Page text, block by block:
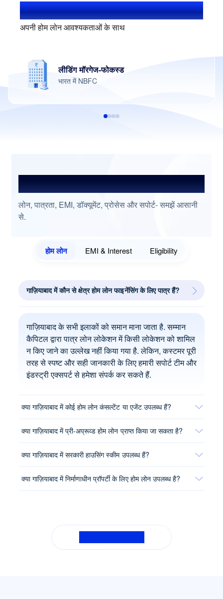
1.4+ मिलियन यूज़र्स
अपनी होम लोन आवश्यकताओं के साथ
लीडिंग मॉरगेज-फोकस्ड
भारत में NBFC
अक्सर पूछे जाने वाले प्रश्न
लोन, पात्रता, EMI, डॉक्यूमेंट, प्रोसेस और सपोर्ट- समझें आसानी
से.
होम लोन EMI & Interest Eligibility
गाज़ियाबाद में कौन से क्षेत्र होम लोन फाइनेंसिंग के लिए पात्र हैं?
गाज़ियाबाद के सभी इलाकों को समान माना जाता है. सम्मान
कैपिटल द्वारा पात्र लोन लोकेशन में किसी लोकेशन को शामिल
न किए जाने का उल्लेख नहीं किया गया है. लेकिन, कस्टमर पूरी
तरह से स्पष्ट और सही जानकारी के लिए हमारी सपोर्ट टीम और
इंडस्ट्री एक्सपर्ट से हमेशा संपर्क कर सकते हैं.
क्या गाज़ियाबाद में कोई होम लोन कंसल्टेंट या एजेंट उपलब्ध हैं?
क्या गाज़ियाबाद में प्री-अप्रूव्ड होम लोन प्राप्त किया जा सकता है?
क्या गाज़ियाबाद में सरकारी हाउसिंग स्कीम उपलब्ध हैं?
क्या गाज़ियाबाद में निर्माणाधीन प्रॉपर्टी के लिए होम लोन उपलब्ध है?